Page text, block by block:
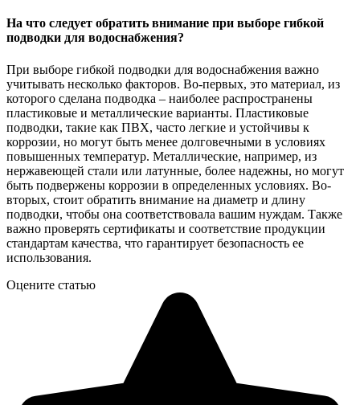
На что следует обратить внимание при выборе гибкой
подводки для водоснабжения?
При выборе гибкой подводки для водоснабжения важно
учитывать несколько факторов. Во-первых, это материал, из
которого сделана подводка – наиболее распространены
пластиковые и металлические варианты. Пластиковые
подводки, такие как ПВХ, часто легкие и устойчивы к
коррозии, но могут быть менее долговечными в условиях
повышенных температур. Металлические, например, из
нержавеющей стали или латунные, более надежны, но могут
быть подвержены коррозии в определенных условиях. Во-
вторых, стоит обратить внимание на диаметр и длину
подводки, чтобы она соответствовала вашим нуждам. Также
важно проверять сертификаты и соответствие продукции
стандартам качества, что гарантирует безопасность ее
использования.
Оцените статью